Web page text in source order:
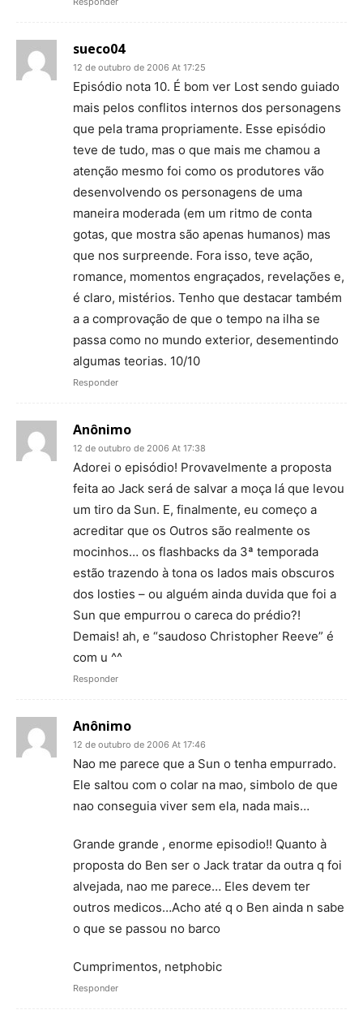
sueco04
12 de outubro de 2006 At 17:25
Episódio nota 10. É bom ver Lost sendo guiado
mais pelos conflitos internos dos personagens
que pela trama propriamente. Esse episódio
teve de tudo, mas o que mais me chamou a
atenção mesmo foi como os produtores vão
desenvolvendo os personagens de uma
maneira moderada (em um ritmo de conta
gotas, que mostra são apenas humanos) mas
que nos surpreende. Fora isso, teve ação,
romance, momentos engraçados, revelações e,
é claro, mistérios. Tenho que destacar também
a a comprovação de que o tempo na ilha se
passa como no mundo exterior, desementindo
algumas teorias. 10/10
Responder
Anônimo
12 de outubro de 2006 At 17:38
Adorei o episódio! Provavelmente a proposta
feita ao Jack será de salvar a moça lá que levou
um tiro da Sun. E, finalmente, eu começo a
acreditar que os Outros são realmente os
mocinhos… os flashbacks da 3ª temporada
estão trazendo à tona os lados mais obscuros
dos losties – ou alguém ainda duvida que foi a
Sun que empurrou o careca do prédio?!
Demais! ah, e “saudoso Christopher Reeve” é
com u ^^
Responder
Anônimo
12 de outubro de 2006 At 17:46
Nao me parece que a Sun o tenha empurrado.
Ele saltou com o colar na mao, simbolo de que
nao conseguia viver sem ela, nada mais…
Grande grande , enorme episodio!! Quanto à
proposta do Ben ser o Jack tratar da outra q foi
alvejada, nao me parece… Eles devem ter
outros medicos…Acho até q o Ben ainda n sabe
o que se passou no barco
Cumprimentos, netphobic
Responder